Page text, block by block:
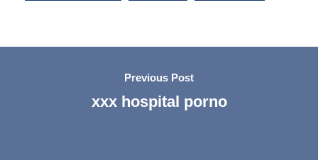
Previous Post
xxx hospital porno